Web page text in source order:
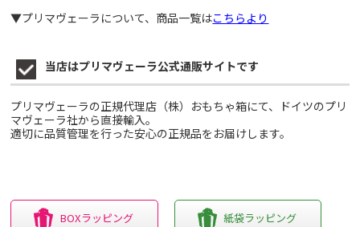
▼プリマヴェーラについて、商品一覧はこちらより
当店はプリマヴェーラ公式通販サイトです
プリマヴェーラの正規代理店（株）おもちゃ箱にて、ドイツのプリ
マヴェーラ社から直接輸入。
適切に品質管理を行った安心の正規品をお届けします。
BOXラッピング 紙袋ラッピング